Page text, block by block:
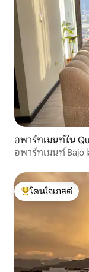
อพาร์ทเมนท์ใน
อพาร์ทเมนท์ Bajo
โดนใจเกสต์ที่สุด
โดนใจเกสต์